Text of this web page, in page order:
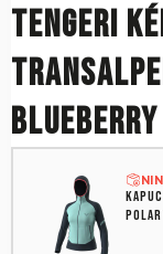
tengeri
Blueberry